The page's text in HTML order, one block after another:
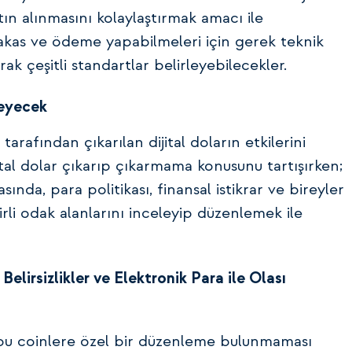
kolaylaştırmak amacı ile
ve ödeme yapabilmeleri için gerek teknik
çeşitli standartlar belirleyebilecekler.
tarafından çıkarılan dijital doların etkilerini
çıkarıp çıkarmama konusunu tartışırken;
para politikası, finansal istikrar ve bireyler
odak alanlarını inceleyip düzenlemek ile
ve Elektronik Para ile Olası
coinlere özel bir düzenleme bulunmaması